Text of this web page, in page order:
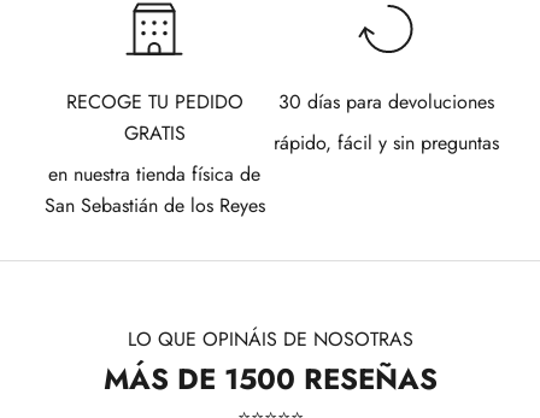
RECOGE TU PEDIDO
GRATIS
en nuestra tienda física de
San Sebastián de los Reyes
30 días para devoluciones
rápido, fácil y sin preguntas
LO QUE OPINÁIS DE NOSOTRAS
MÁS DE 1500 RESEÑAS